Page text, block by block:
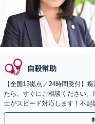
自殺幇助
【全国13拠点／24時間受付】
たら、すぐにご相談ください
士がスピード対応します！不
動を行います。